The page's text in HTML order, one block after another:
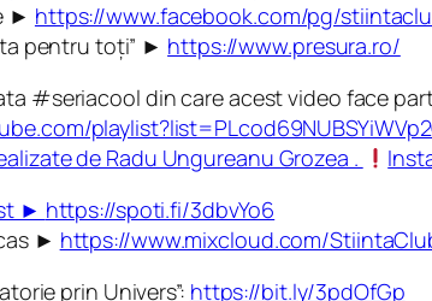
► https://www.facebook.com/pg/
pentru toți” ► https://www.presura.ro/
#seriacool din care acest video face
de Radu Ungureanu Grozea .
► https://spoti.fi/3dbvYo6
► https://www.mixcloud.com/
prin Univers”: https://bit.ly/3pdOfGp